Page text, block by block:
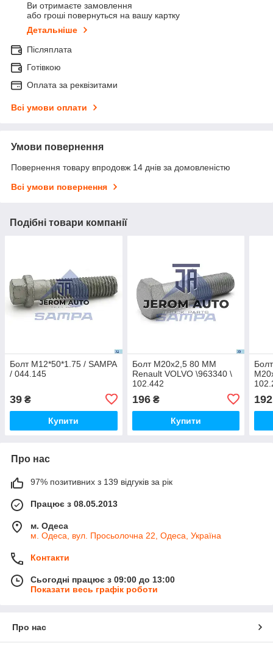
Ви отримаєте замовлення
або гроші повернуться на вашу картку
Детальніше
Післяплата
Готівкою
Оплата за реквізитами
Всі умови оплати
Умови повернення
Повернення товару впродовж 14 днів за домовленістю
Всі умови повернення
Подібні товари компанії
Болт М12*50*1.75 / SAMPA
/ 044.145
39 ₴
Купити
Болт M20x2,5 80 MM
Renault VOLVO \963340 \
102.442
196₴
Купити
192
Про нас
97% позитивних з 139 відгуків за рік
Працює з 08.05.2013
м. Одеса
м. Одеса, вул. Просьолочна 22, Одеса, Україна
Контакти
Сьогодні працює з 09:00 до 13:00
Показати весь графік роботи
Про нас